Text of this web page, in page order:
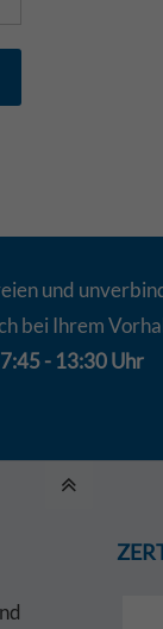
und
bei Ihrem
- 13:30 Uhr